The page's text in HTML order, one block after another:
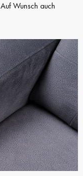
Wunsch auch